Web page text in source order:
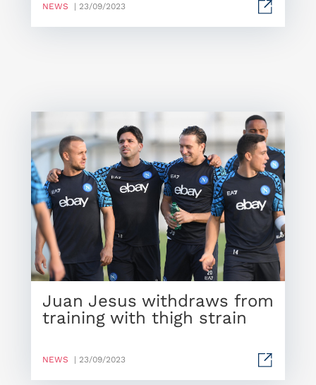
NEWS | 23/09/2023
Juan Jesus withdraws from
training with thigh strain
NEWS | 23/09/2023